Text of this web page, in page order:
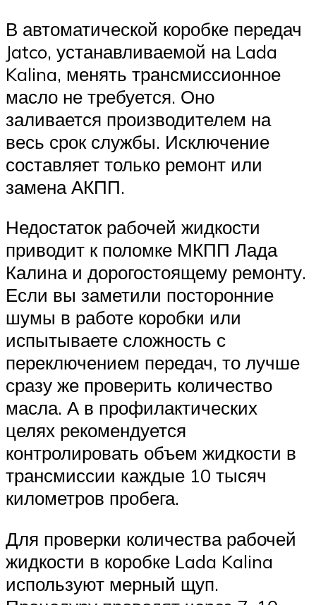
В автоматической коробке передач
Jatco, устанавливаемой на Lada
Kalina, менять трансмиссионное
масло не требуется. Оно
заливается производителем на
весь срок службы. Исключение
составляет только ремонт или
замена АКПП.
Недостаток рабочей жидкости
приводит к поломке МКПП Лада
Калина и дорогостоящему ремонту.
Если вы заметили посторонние
шумы в работе коробки или
испытываете сложность с
переключением передач, то лучше
сразу же проверить количество
масла. А в профилактических
целях рекомендуется
контролировать объем жидкости в
трансмиссии каждые 10 тысяч
километров пробега.
Для проверки количества рабочей
жидкости в коробке Lada Kalina
используют мерный щуп.